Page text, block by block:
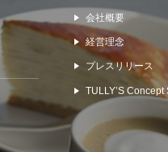
会社概要
経営理念
プレスリリース
TULLYʼS Concept